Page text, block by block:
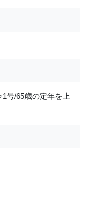
号/65歳の定年を上